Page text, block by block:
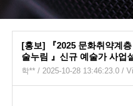
[홍보] 『2025 문화취약계
술누림 』신규 예술가 사업
학** / 2025-10-28 13:46:23.0 /